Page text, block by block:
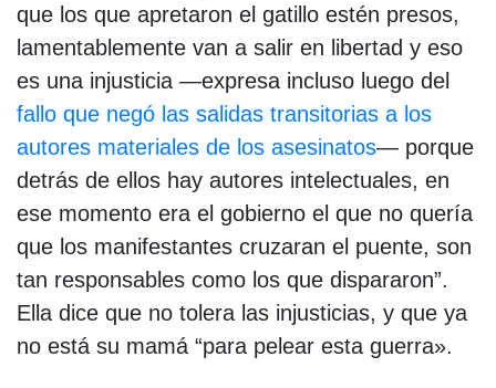
que los que apretaron el gatillo estén presos,
lamentablemente van a salir en libertad y eso
es una injusticia —expresa incluso luego del
fallo que negó las salidas transitorias a los
autores materiales de los asesinatos— porque
detrás de ellos hay autores intelectuales, en
ese momento era el gobierno el que no quería
que los manifestantes cruzaran el puente, son
tan responsables como los que dispararon”.
Ella dice que no tolera las injusticias, y que ya
no está su mamá “para pelear esta guerra».